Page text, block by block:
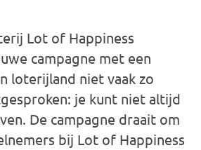
Lot of Happiness
campagne met een
loterijland niet vaak zo
je kunt niet altijd
De campagne draait om
bij Lot of Happiness